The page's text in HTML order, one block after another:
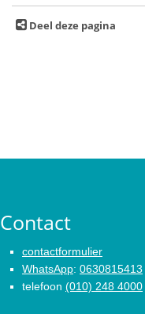
Deel deze pagina
Contact
contactformulier
WhatsApp: 0630815413
telefoon (010) 248 4000